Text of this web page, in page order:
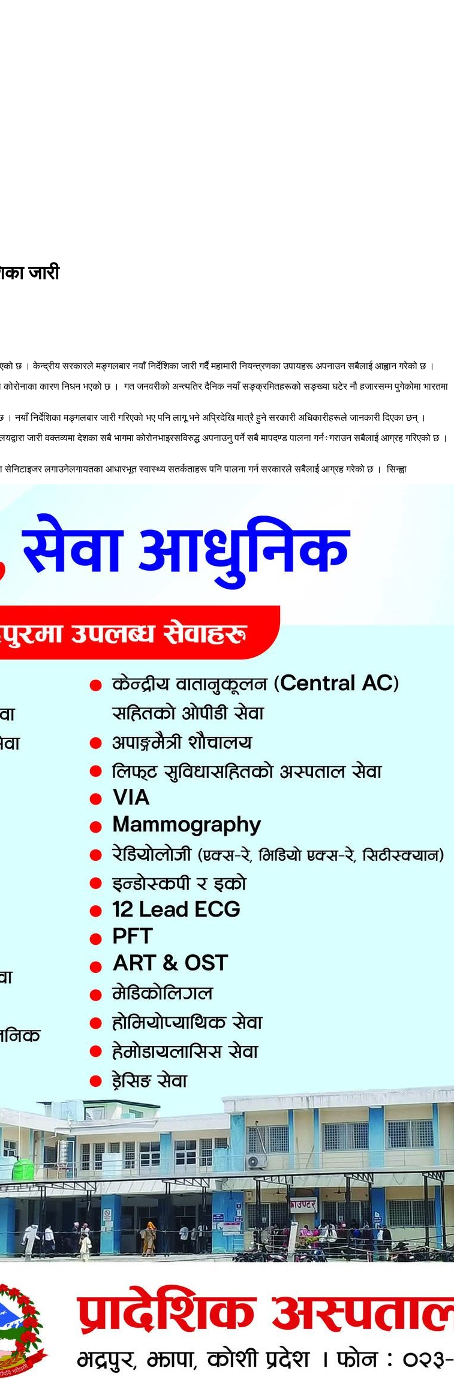
जारी
छ । केन्द्रीय सरकारले मङ्गलबार नयाँ निर्देशिका जारी गर्दै महामारी नियन्त्रणका उपायहरू अपनाउन सबैलाई आह्वान गरेको छ ।
कारण निधन भएको छ । गत जनवरीको अन्त्यतिर दैनिक नयाँ सङ्क्रमितहरूको सङ्ख्या घटेर नौ हजारसम्म पुगेकोमा भारतमा
निर्देशिका मङ्गलबार जारी गरिएको भए पनि लागू भने अप्रिदेखि मात्रै हुने सरकारी अधिकारीहरूले जानकारी दिएका छन् ।
जारी वक्तव्यमा देशका सबै भागमा कोरोनभाइरसविरुद्ध अपनाउनु पर्ने सबै मापदण्ड पालना गर्न÷गराउन सबैलाई आग्रह गरिएको छ ।
सेनिटाइजर लगाउनेलगायतका आधारभूत स्वास्थ्य सतर्कताहरू पनि पालना गर्न सरकारले सबैलाई आग्रह गरेको छ । सिन्ह्वा